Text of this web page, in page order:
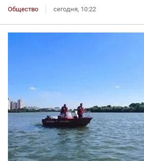
Общество сегодня, 10:22